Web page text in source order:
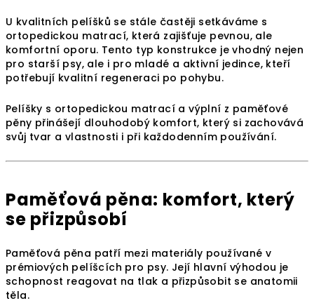
U kvalitních pelíšků se stále častěji setkáváme s
ortopedickou matrací, která zajišťuje pevnou, ale
komfortní oporu. Tento typ konstrukce je vhodný nejen
pro starší psy, ale i pro mladé a aktivní jedince, kteří
potřebují kvalitní regeneraci po pohybu.
Pelíšky s ortopedickou matrací a výplní z paměťové
pěny přinášejí dlouhodobý komfort, který si zachovává
svůj tvar a vlastnosti i při každodenním používání.
Paměťová pěna: komfort, který
se přizpůsobí
Paměťová pěna patří mezi materiály používané v
prémiových pelíšcích pro psy. Její hlavní výhodou je
schopnost reagovat na tlak a přizpůsobit se anatomii
těla.